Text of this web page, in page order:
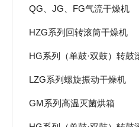
QG、JG、FG气流干燥机
HZG系列回转滚筒干燥机
LZG系列螺旋振动干燥机
GM系列高温灭菌烘箱